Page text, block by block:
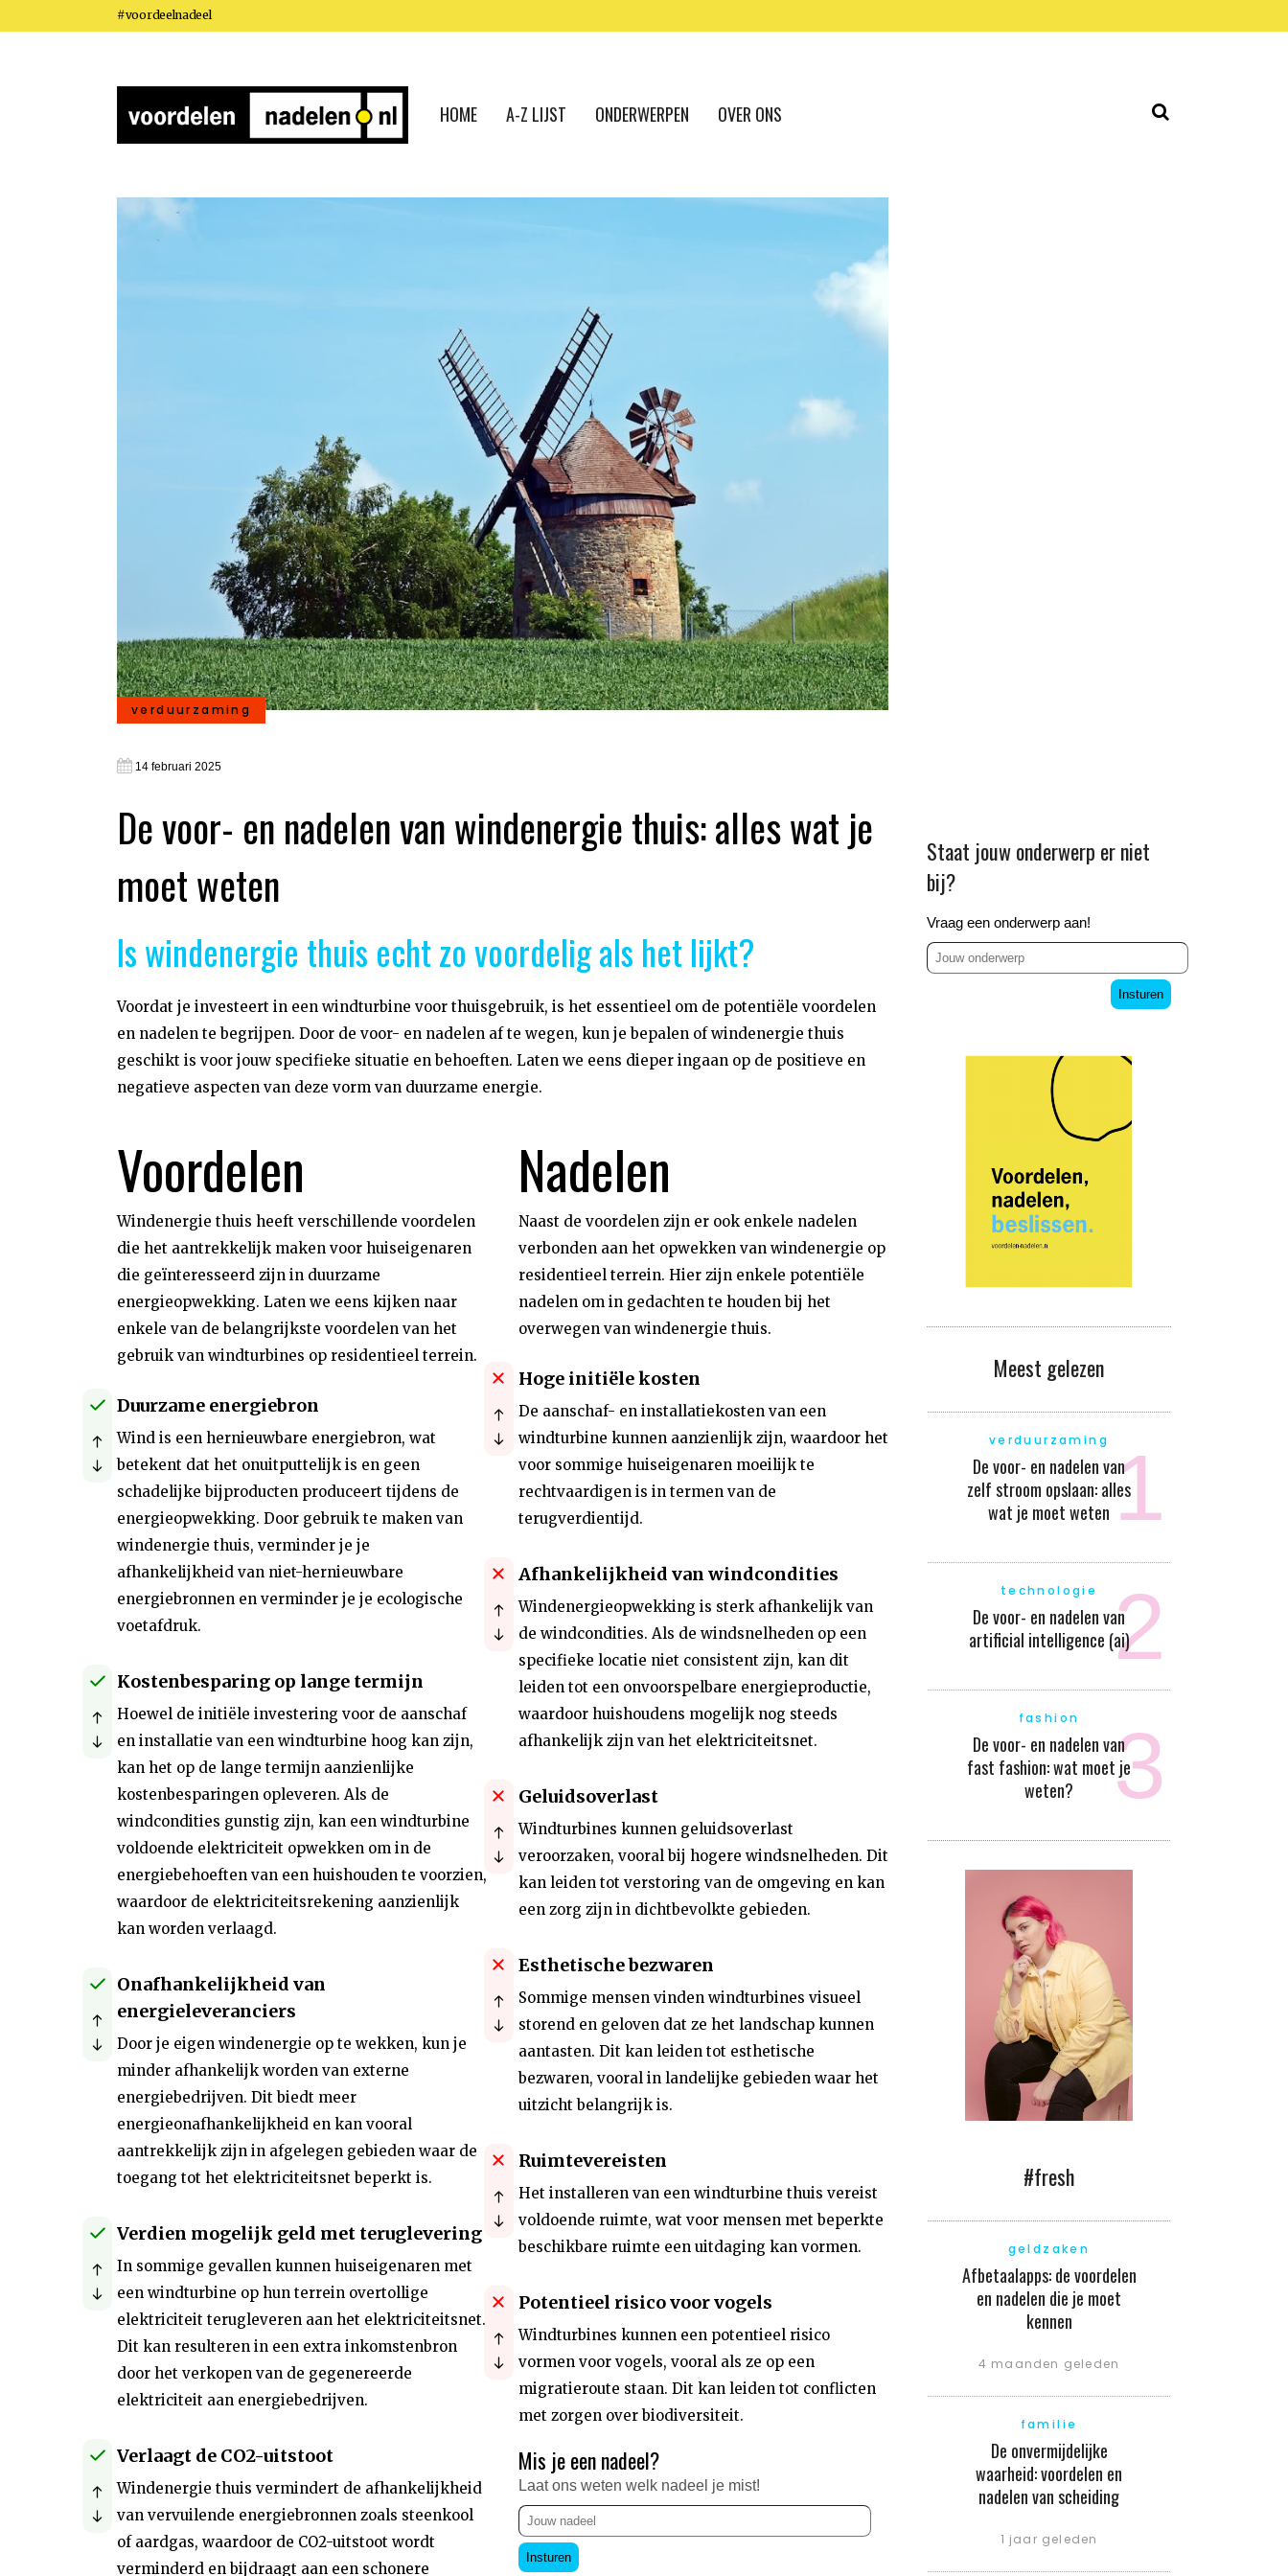
#voordeelnadeel
HOME A-Z LIJST ONDERWERPEN OVER ONS
verduurzaming
14 februari 2025
De voor- en nadelen van windenergie thuis: alles wat je
moet weten
Is windenergie thuis echt zo voordelig als het lijkt?
Voordat je investeert in een windturbine voor thuisgebruik, is het essentieel om de potentiële voordelen
en nadelen te begrijpen. Door de voor- en nadelen af te wegen, kun je bepalen of windenergie thuis
geschikt is voor jouw specifieke situatie en behoeften. Laten we eens dieper ingaan op de positieve en
negatieve aspecten van deze vorm van duurzame energie.
Voordelen
Windenergie thuis heeft verschillende voordelen
die het aantrekkelijk maken voor huiseigenaren
die geïnteresseerd zijn in duurzame
energieopwekking. Laten we eens kijken naar
enkele van de belangrijkste voordelen van het
gebruik van windturbines op residentieel terrein.
Duurzame energiebron
Wind is een hernieuwbare energiebron, wat
betekent dat het onuitputtelijk is en geen
schadelijke bijproducten produceert tijdens de
energieopwekking. Door gebruik te maken van
windenergie thuis, verminder je je
afhankelijkheid van niet-hernieuwbare
energiebronnen en verminder je je ecologische
voetafdruk.
Kostenbesparing op lange termijn
Hoewel de initiële investering voor de aanschaf
en installatie van een windturbine hoog kan zijn,
kan het op de lange termijn aanzienlijke
kostenbesparingen opleveren. Als de
windcondities gunstig zijn, kan een windturbine
voldoende elektriciteit opwekken om in de
energiebehoeften van een huishouden te voorzien,
waardoor de elektriciteitsrekening aanzienlijk
kan worden verlaagd.
Onafhankelijkheid van
energieleveranciers
Door je eigen windenergie op te wekken, kun je
minder afhankelijk worden van externe
energiebedrijven. Dit biedt meer
energieonafhankelijkheid en kan vooral
aantrekkelijk zijn in afgelegen gebieden waar de
toegang tot het elektriciteitsnet beperkt is.
Verdien mogelijk geld met teruglevering
In sommige gevallen kunnen huiseigenaren met
een windturbine op hun terrein overtollige
elektriciteit terugleveren aan het elektriciteitsnet.
Dit kan resulteren in een extra inkomstenbron
door het verkopen van de gegenereerde
elektriciteit aan energiebedrijven.
Verlaagt de CO2-uitstoot
Windenergie thuis vermindert de afhankelijkheid
van vervuilende energiebronnen zoals steenkool
of aardgas, waardoor de CO2-uitstoot wordt
verminderd en bijdraagt aan een schonere
Nadelen
Naast de voordelen zijn er ook enkele nadelen
verbonden aan het opwekken van windenergie op
residentieel terrein. Hier zijn enkele potentiële
nadelen om in gedachten te houden bij het
overwegen van windenergie thuis.
Hoge initiële kosten
De aanschaf- en installatiekosten van een
windturbine kunnen aanzienlijk zijn, waardoor het
voor sommige huiseigenaren moeilijk te
rechtvaardigen is in termen van de
terugverdientijd.
Afhankelijkheid van windcondities
Windenergieopwekking is sterk afhankelijk van
de windcondities. Als de windsnelheden op een
specifieke locatie niet consistent zijn, kan dit
leiden tot een onvoorspelbare energieproductie,
waardoor huishoudens mogelijk nog steeds
afhankelijk zijn van het elektriciteitsnet.
Geluidsoverlast
Windturbines kunnen geluidsoverlast
veroorzaken, vooral bij hogere windsnelheden. Dit
kan leiden tot verstoring van de omgeving en kan
een zorg zijn in dichtbevolkte gebieden.
Esthetische bezwaren
Sommige mensen vinden windturbines visueel
storend en geloven dat ze het landschap kunnen
aantasten. Dit kan leiden tot esthetische
bezwaren, vooral in landelijke gebieden waar het
uitzicht belangrijk is.
Ruimtevereisten
Het installeren van een windturbine thuis vereist
voldoende ruimte, wat voor mensen met beperkte
beschikbare ruimte een uitdaging kan vormen.
Potentieel risico voor vogels
Windturbines kunnen een potentieel risico
vormen voor vogels, vooral als ze op een
migratieroute staan. Dit kan leiden tot conflicten
met zorgen over biodiversiteit.
Mis je een nadeel?
Laat ons weten welk nadeel je mist!
Insturen
Staat jouw onderwerp er niet
bij?
Vraag een onderwerp aan!
Insturen
Meest gelezen
verduurzaming
De voor- en nadelen van
zelf stroom opslaan: alles
wat je moet weten
technologie
De voor- en nadelen van
artificial intelligence (ai)
fashion
De voor- en nadelen van
fast fashion: wat moet je
weten?
#fresh
geldzaken
Afbetaalapps: de voordelen
en nadelen die je moet
kennen
4 maanden geleden
familie
De onvermijdelijke
waarheid: voordelen en
nadelen van scheiding
1 jaar geleden